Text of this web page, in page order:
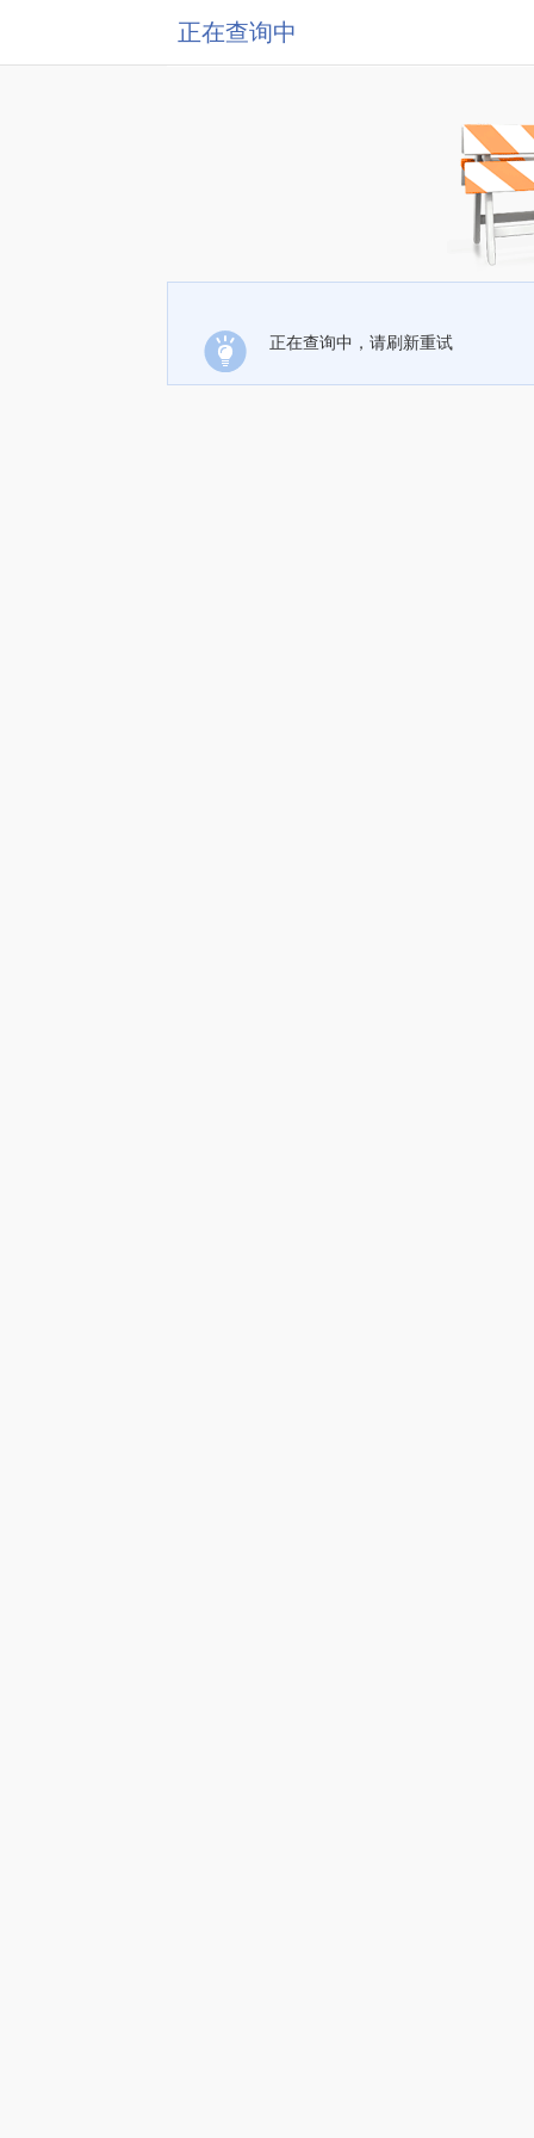
正在查询中
正在查询中，请刷新重试